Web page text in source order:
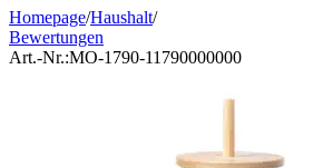
Homepage/Haushalt/
Bewertungen
Art.-Nr.:MO-1790-11790000000